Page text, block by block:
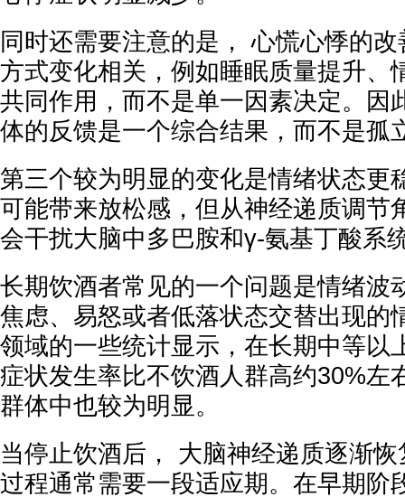
同时还需要注意的是， 心慌心悸的
方式变化相关，例如睡眠质量提升、
共同作用，而不是单一因素决定。因
体的反馈是一个综合结果，而不是孤
第三个较为明显的变化是情绪状态更
可能带来放松感，但从神经递质调节
会干扰大脑中多巴胺和γ-氨基丁酸系
长期饮酒者常见的一个问题是情绪波
焦虑、易怒或者低落状态交替出现的
领域的一些统计显示，在长期中等以
症状发生率比不饮酒人群高约30%左
群体中也较为明显。
当停止饮酒后， 大脑神经递质逐渐
过程通常需要一段适应期。在早期阶